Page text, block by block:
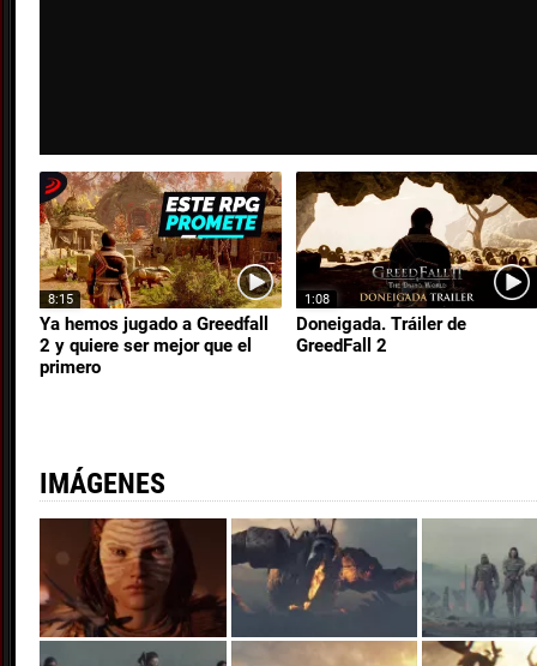
8:15
Ya hemos jugado a Greedfall
2 y quiere ser mejor que el
primero
1:08
Doneigada. Tráiler de
GreedFall 2
IMÁGENES